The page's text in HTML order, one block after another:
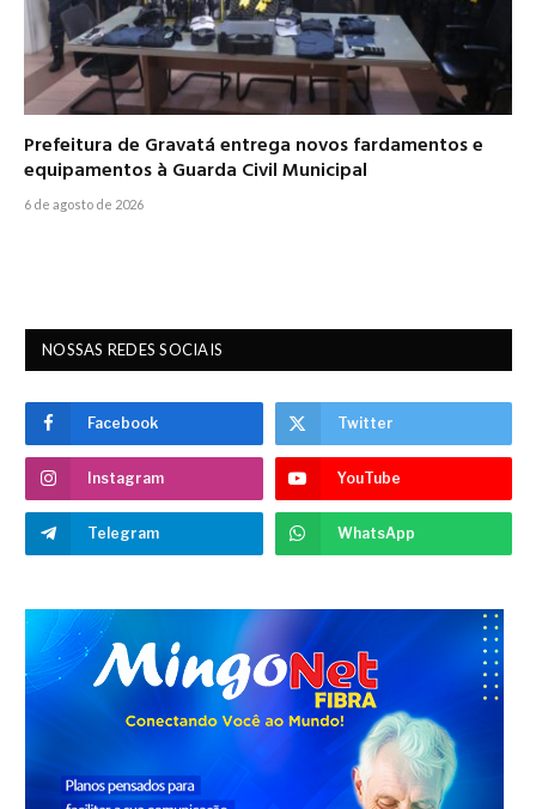
Prefeitura de Gravatá entrega novos fardamentos e
equipamentos à Guarda Civil Municipal
6 de agosto de 2026
NOSSAS REDES SOCIAIS
Facebook Twitter
Instagram YouTube
Telegram WhatsApp